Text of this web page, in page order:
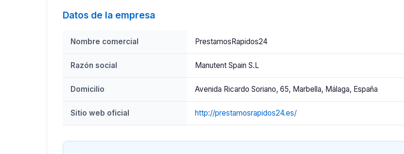
Datos de la empresa
Nombre comercial PrestamosRapidos24
Razón social Manutent Spain S.L
Domicilio Avenida Ricardo Soriano, 65, Marbella, Málaga, España
Sitio web oficial http://prestamosrapidos24.es/